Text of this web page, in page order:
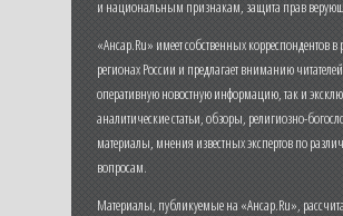
и национальным признакам, защита прав
«Ансар.Ru» имеет собственных корреспондентов
регионах России и предлагает вниманию
оперативную новостную информацию, так и
аналитические статьи, обзоры, религиозно-
материалы, мнения известных экспертов по
вопросам.
Материалы, публикуемые на «Ансар.Ru»,